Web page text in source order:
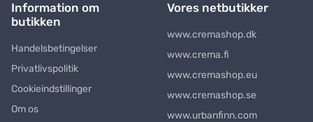
Information om
butikken
Handelsbetingelser
Privatlivspolitik
Cookieindstillinger
Om os
Vores netbutikker
www.cremashop.dk
www.crema.fi
www.cremashop.eu
www.cremashop.se
www.urbanfinn.com